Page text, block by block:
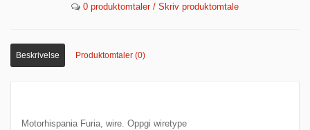
0 produktomtaler / Skriv produktomtale
Beskrivelse Produktomtaler (0)
Motorhispania Furia, wire. Oppgi wiretype